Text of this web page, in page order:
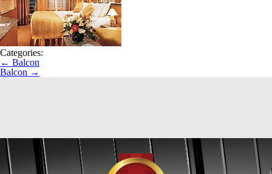
Categories:
← Balcon
Balcon →